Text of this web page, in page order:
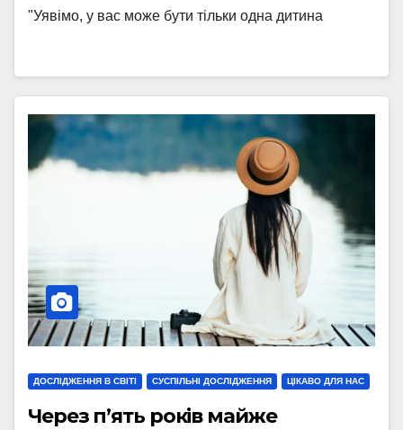
"Уявімо, у вас може бути тільки одна дитина
ДОСЛІДЖЕННЯ В СВІТІ СУСПІЛЬНІ ДОСЛІДЖЕННЯ ЦІКАВО ДЛЯ НАС
Через п’ять років майже